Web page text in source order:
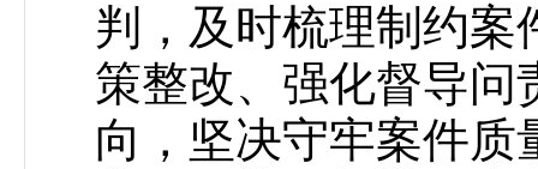
判，及时梳理制约案
策整改、强化督导问
向，坚决守牢案件质